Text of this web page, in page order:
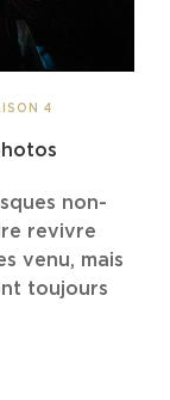
4
non-
revivre
venu, mais
toujours